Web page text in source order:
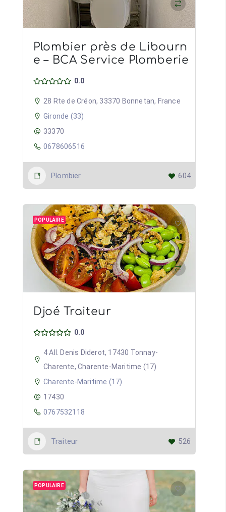
Plombier près de Libourn
e – BCA Service Plomberie
0.0
28 Rte de Créon, 33370 Bonnetan, France
Gironde (33)
33370
0678606516
Plombier 604
POPULAIRE
Djoé Traiteur
0.0
4 All. Denis Diderot, 17430 Tonnay-
Charente, Charente-Maritime (17)
Charente-Maritime (17)
17430
0767532118
Traiteur 526
POPULAIRE